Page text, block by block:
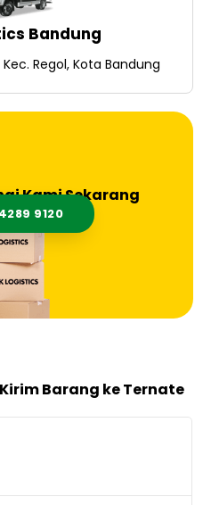
Bandung
Kec. Regol, Kota Bandung
Kami Sekarang
9120
Barang ke Ternate